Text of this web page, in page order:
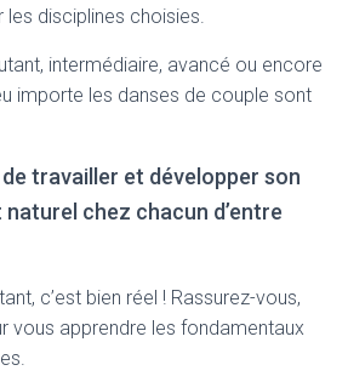
disciplines choisies.
intermédiaire, avancé ou encore
importe les danses de couple sont
travailler et développer son
chez chacun d’entre
c’est bien réel ! Rassurez-vous,
vous apprendre les fondamentaux